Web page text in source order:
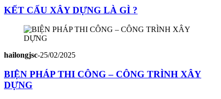
KẾT CẤU XÂY DỰNG LÀ GÌ ?
hailongjsc-25/02/2025
BIỆN PHÁP THI CÔNG – CÔNG TRÌNH XÂY
DỰNG